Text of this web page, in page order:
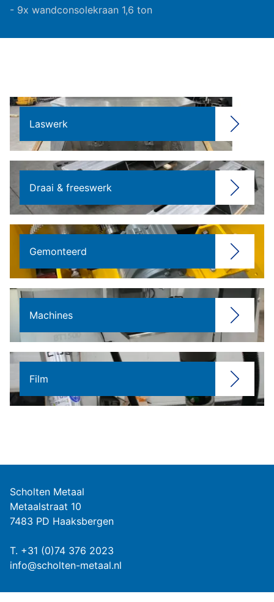
- 9x wandconsolekraan 1,6 ton
Laswerk
Draai & freeswerk
Gemonteerd
Machines
Film
Scholten Metaal
Metaalstraat 10
7483 PD Haaksbergen
T. +31 (0)74 376 2023
info@scholten-metaal.nl